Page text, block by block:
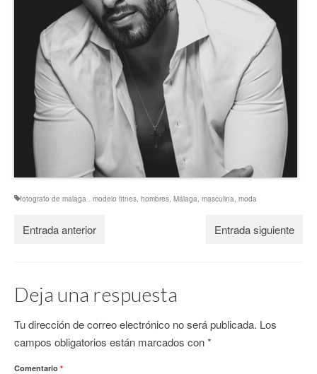
fotografo de malaga . modelo fitnes, hombres, Málaga, masculina, moda
Entrada anterior Entrada siguiente
Deja una respuesta
Tu dirección de correo electrónico no será publicada. Los
campos obligatorios están marcados con*
Comentario *